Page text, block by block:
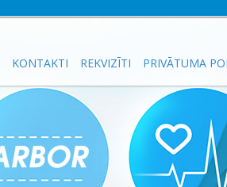
KONTAKTI REKVIZĪTI PRIVĀTUMA